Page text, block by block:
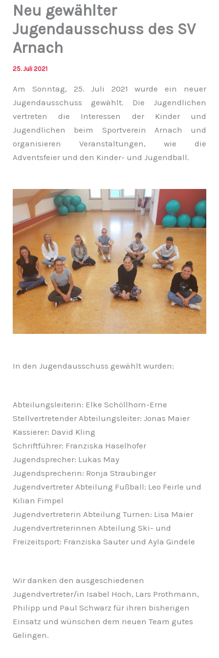
Neu gewählter
Jugendausschuss des SV
Arnach
25. Juli 2021
Am Sonntag, 25. Juli 2021 wurde ein neuer
Jugendausschuss gewählt. Die Jugendlichen
vertreten die Interessen der Kinder und
Jugendlichen beim Sportverein Arnach und
organisieren Veranstaltungen, wie die
Adventsfeier und den Kinder- und Jugendball.
In den Jugendausschuss gewählt wurden:
Abteilungsleiterin: Elke Schöllhorn-Erne
Stellvertretender Abteilungsleiter: Jonas Maier
Kassierer: David Kling
Schriftführer: Franziska Haselhofer
Jugendsprecher: Lukas May
Jugendsprecherin: Ronja Straubinger
Jugendvertreter Abteilung Fußball: Leo Feirle und
Kilian Fimpel
Jugendvertreterin Abteilung Turnen: Lisa Maier
Jugendvertreterinnen Abteilung Ski- und
Freizeitsport: Franziska Sauter und Ayla Gindele
Wir danken den ausgeschiedenen
Jugendvertreter/in Isabel Hoch, Lars Prothmann,
Philipp und Paul Schwarz für ihren bisherigen
Einsatz und wünschen dem neuen Team gutes
Gelingen.